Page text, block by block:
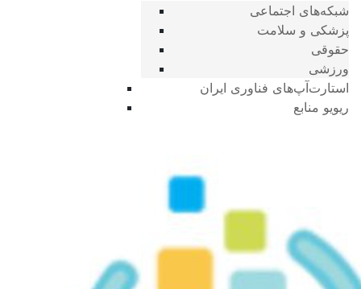
شبکه‌های اجتماعی
پزشکی و سلامت
حقوقی
ورزشی
استارت‌آپ‌های فناوری ایران
ریویو منابع